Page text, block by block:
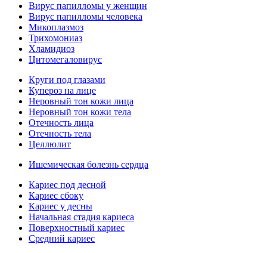
Вирус папилломы у женщин
Вирус папилломы человека
Микоплазмоз
Трихомониаз
Хламидиоз
Цитомегаловирус
Круги под глазами
Купероз на лице
Неровный тон кожи лица
Неровный тон кожи тела
Отечность лица
Отечность тела
Целлюлит
Ишемическая болезнь сердца
Кариес под десной
Кариес сбоку
Кариес у десны
Начальная стадия кариеса
Поверхностный кариес
Средний кариес